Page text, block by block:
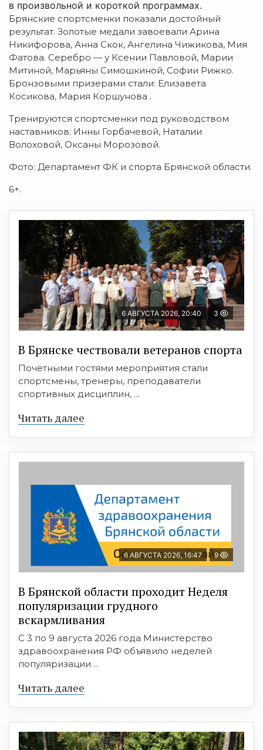
в произвольной и короткой программах.
Брянские спортсменки показали достойный
результат. Золотые медали завоевали Арина
Никифорова, Анна Скок, Ангелина Чижикова, Мия
Фатова. Серебро — у Ксении Павловой, Марии
Митиной, Марьяны Симошкиной, Софии Рижко.
Бронзовыми призерами стали: Елизавета
Косикова, Мария Коршунова .
Тренируются спортсменки под руководством
наставников: Инны Горбачевой, Наталии
Волоховой, Оксаны Морозовой.
Фото: Департамент ФК и спорта Брянской области.
6+.
6 АВГУСТА 2026, 20:40 3
В Брянске чествовали ветеранов спорта
Почётными гостями мероприятия стали
спортсмены, тренеры, преподаватели
спортивных дисциплин, ...
Читать далее
6 АВГУСТА 2026, 16:47 9
В Брянской области проходит Неделя
популяризации грудного
вскармливания
С 3 по 9 августа 2026 года Министерство
здравоохранения РФ объявило неделей
популяризации ...
Читать далее